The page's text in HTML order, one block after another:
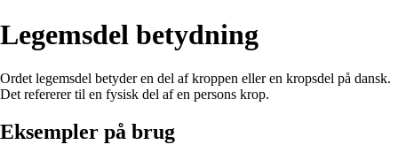
Legemsdel betydning
Ordet legemsdel betyder en del af kroppen eller en kropsdel på dansk.
Det refererer til en fysisk del af en persons krop.
Eksempler på brug